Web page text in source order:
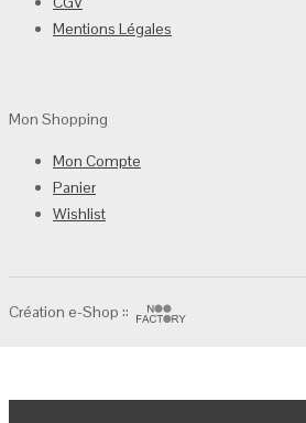
Mentions Légales
Mon Shopping
Mon Compte
Panier
Wishlist
Création e-Shop ::